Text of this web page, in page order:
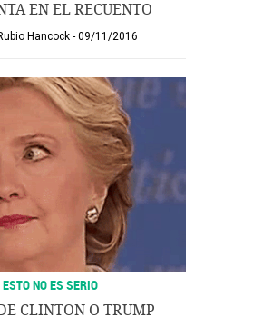
EN EL RECUENTO
Hancock 09/11/2016
ESTO NO ES SERIO
CLINTON O TRUMP